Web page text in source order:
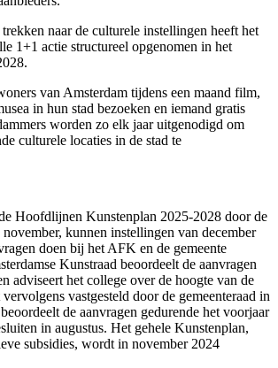
naar de culturele instellingen heeft het
1+1 actie structureel opgenomen in het
van Amsterdam tijdens een maand film,
in hun stad bezoeken en iemand gratis
worden zo elk jaar uitgenodigd om
culturele locaties in de stad te
Hoofdlijnen Kunstenplan 2025-2028 door de
november, kunnen instellingen van december
doen bij het AFK en de gemeente
Kunstraad beoordeelt de aanvragen
adviseert het college over de hoogte van de
vastgesteld door de gemeenteraad in
de aanvragen gedurende het voorjaar
in augustus. Het gehele Kunstenplan,
subsidies, wordt in november 2024